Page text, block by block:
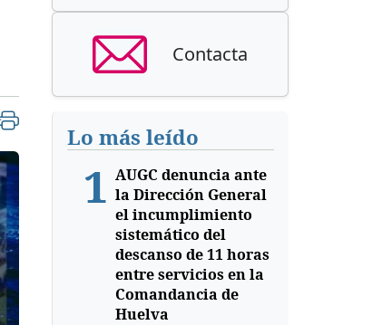
Contacta
Lo más leído
1 AUGC denuncia ante
la Dirección General
el incumplimiento
sistemático del
descanso de 11 horas
entre servicios en la
Comandancia de
Huelva